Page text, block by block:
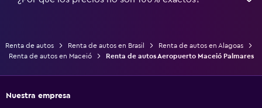
Renta de autos Renta de autos en Brasil
Renta de autos en Alagoas
Renta de autos en Maceió
Renta de autos Aeropuerto Maceió Palmares
Nuestra empresa